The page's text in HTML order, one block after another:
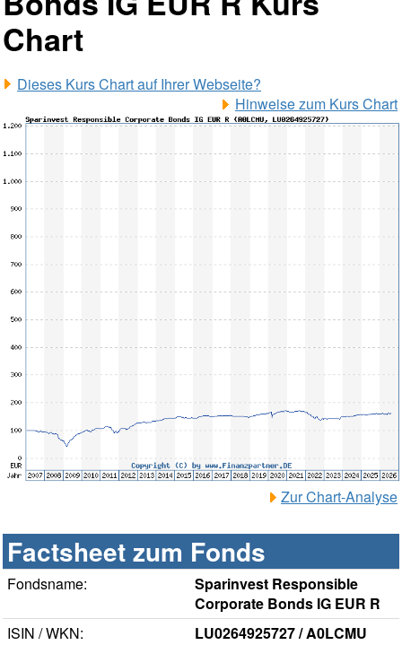
Chart
Dieses Kurs Chart auf Ihrer Webseite?
Hinweise zum Kurs Chart
Zur Chart-Analyse
Factsheet zum Fonds
Fondsname:
Sparinvest Responsible
Corporate Bonds IG EUR R
ISIN / WKN:
LU0264925727 / A0LCMU